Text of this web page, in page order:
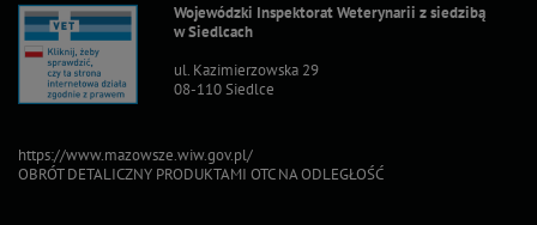
Wojewódzki Inspektorat Weterynarii z siedzibą
w Siedlcach
ul. Kazimierzowska 29
08-110 Siedlce
https://www.mazowsze.wiw.gov.pl/
OBRÓT DETALICZNY PRODUKTAMI OTC NA ODLEGŁOŚĆ